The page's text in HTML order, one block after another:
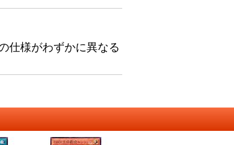
仕様がわずかに異なる